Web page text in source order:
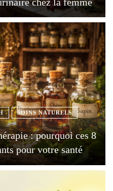
SOINS NATURELS
: pourquoi ces 8
pour votre santé